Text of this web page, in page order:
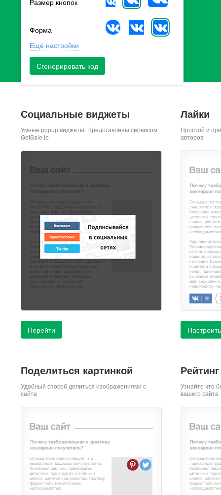
Размер кнопок
Форма
Ещё настройки
Сгенерировать код
Социальные виджеты
Умные popup виджеты. Представлены сервисом
GetSale.io
Перейти
Лайки
Простой и
авторов
Настроить
Поделиться картинкой
Удобный способ делиться изображениями с
сайта
Узнайте что
вашего сайта